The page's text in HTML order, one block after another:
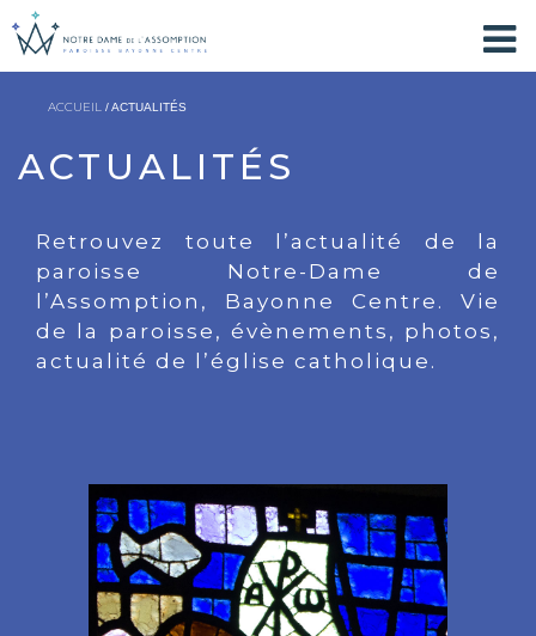
ACCUEIL / ACTUALITÉS
ACTUALITÉS
Retrouvez toute l’actualité de la
paroisse Notre-Dame de
l’Assomption, Bayonne Centre. Vie
de la paroisse, évènements, photos,
actualité de l’église catholique.